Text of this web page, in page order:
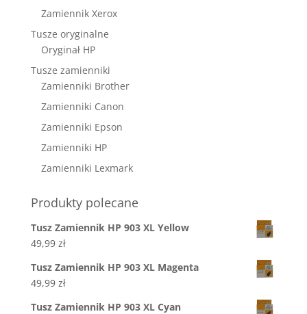
Zamiennik Xerox
Tusze oryginalne
Oryginał HP
Tusze zamienniki
Zamienniki Brother
Zamienniki Canon
Zamienniki Epson
Zamienniki HP
Zamienniki Lexmark
Produkty polecane
Tusz Zamiennik HP 903 XL Yellow
49,99 zł
Tusz Zamiennik HP 903 XL Magenta
49,99 zł
Tusz Zamiennik HP 903 XL Cyan